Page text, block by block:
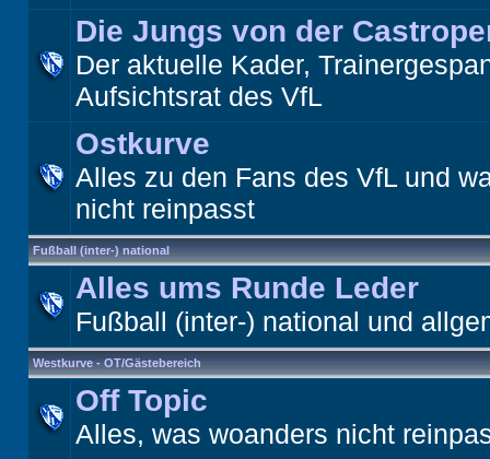
Die Jungs von der
Der aktuelle Kader,
Aufsichtsrat des VfL
Ostkurve
Alles zu den Fans des VfL und
nicht reinpasst
Fußball (inter-) national
Alles ums Runde Leder
Fußball (inter-) national und
Westkurve - OT/Gästebereich
Off Topic
Alles, was woanders nicht